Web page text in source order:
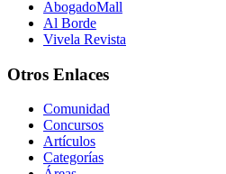
AbogadoMall
Al Borde
Vivela Revista
Otros Enlaces
Comunidad
Concursos
Artículos
Categorías